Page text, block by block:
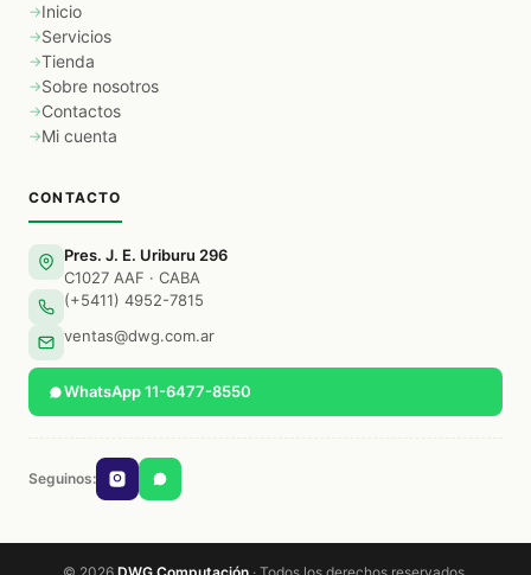
Inicio
Servicios
Tienda
Sobre nosotros
Contactos
Mi cuenta
CONTACTO
Pres. J. E. Uriburu 296
C1027 AAF · CABA
(+5411) 4952-7815
ventas@dwg.com.ar
WhatsApp 11-6477-8550
Seguinos: